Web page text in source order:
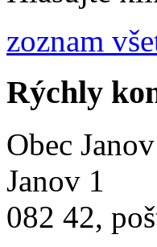
zoznam
Rýchly
Obec Janov
Janov 1
082 42,